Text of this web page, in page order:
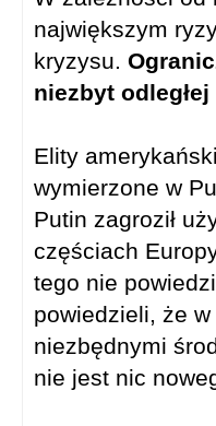
największym
kryzysu.
niezbyt
Elity
wymierzone w
Putin zagroził
częściach
tego nie
powiedzieli, że
niezbędnymi
nie jest nic